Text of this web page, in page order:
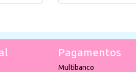
Pagamentos
Multibanco